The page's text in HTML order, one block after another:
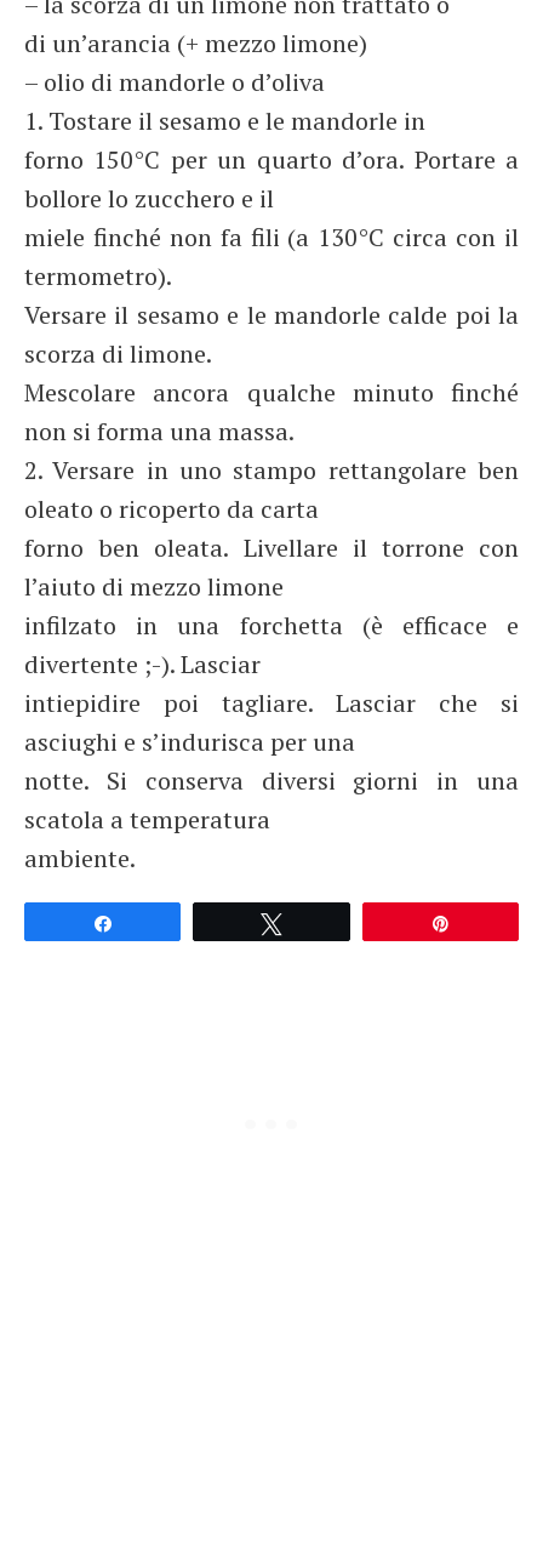
di un’arancia (+ mezzo limone)
– olio di mandorle o d’oliva
1. Tostare il sesamo e le mandorle in
forno 150°C per un quarto d’ora. Portare a
bollore lo zucchero e il
miele finché non fa fili (a 130°C circa con il
termometro).
Versare il sesamo e le mandorle calde poi la
scorza di limone.
Mescolare ancora qualche minuto finché
non si forma una massa.
2. Versare in uno stampo rettangolare ben
oleato o ricoperto da carta
forno ben oleata. Livellare il torrone con
l’aiuto di mezzo limone
infilzato in una forchetta (è efficace e
divertente ;-). Lasciar
intiepidire poi tagliare. Lasciar che si
asciughi e s’indurisca per una
notte. Si conserva diversi giorni in una
scatola a temperatura
ambiente.